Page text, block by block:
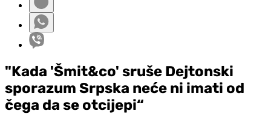
"Kada 'Šmit&co' sruše Dejtonski
sporazum Srpska neće ni imati od
čega da se otcijepi“